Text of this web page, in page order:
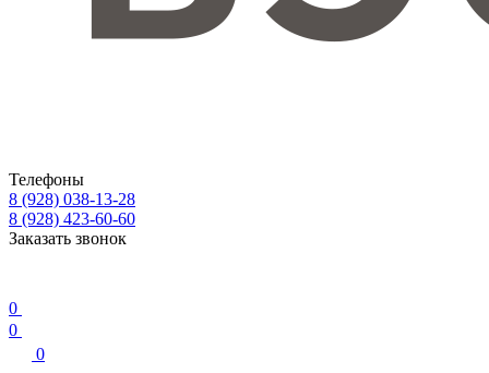
Телефоны
8 (928) 038-13-28
8 (928) 423-60-60
Заказать звонок
0
0
0